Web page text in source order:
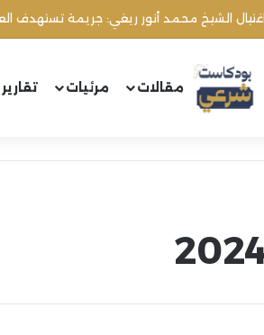
اغتيال الشيخ محمد أنور ريغي: جريمة تستهدف
مقالات مرئيات